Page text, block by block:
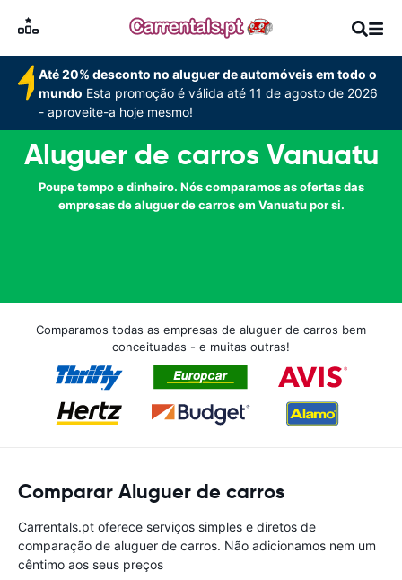
Até 20% desconto no aluguer de automóveis em todo o
mundo Esta promoção é válida até 11 de agosto de 2026
- aproveite-a hoje mesmo!
Aluguer de carros Vanuatu
Poupe tempo e dinheiro. Nós comparamos as ofertas das
empresas de aluguer de carros em Vanuatu por si.
Comparamos todas as empresas de aluguer de carros bem
conceituadas - e muitas outras!
Comparar Aluguer de carros
Carrentals.pt oferece serviços simples e diretos de
comparação de aluguer de carros. Não adicionamos nem um
cêntimo aos seus preços